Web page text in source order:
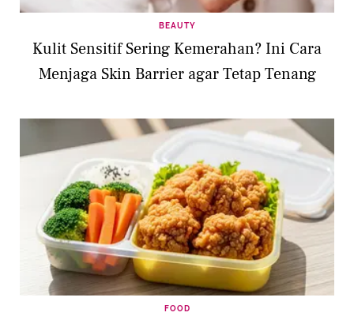
BEAUTY
Kulit Sensitif Sering Kemerahan? Ini Cara
Menjaga Skin Barrier agar Tetap Tenang
FOOD